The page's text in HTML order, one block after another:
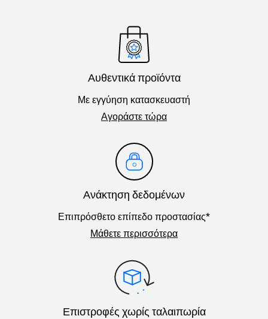
Αυθεντικά προϊόντα
Με εγγύηση κατασκευαστή
Αγοράστε τώρα
Ανάκτηση δεδομένων
Επιπρόσθετο επίπεδο προστασίας*
Μάθετε περισσότερα
Επιστροφές χωρίς ταλαιπωρία